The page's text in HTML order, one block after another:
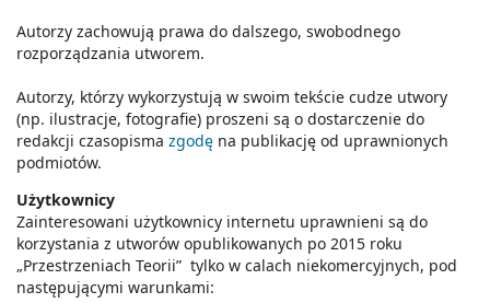
Autorzy zachowują prawa do dalszego, swobodnego
rozporządzania utworem.
Autorzy, którzy wykorzystują w swoim tekście cudze utwory
(np. ilustracje, fotografie) proszeni są o dostarczenie do
redakcji czasopisma zgodę na publikację od uprawnionych
podmiotów.
Użytkownicy
Zainteresowani użytkownicy internetu uprawnieni są do
korzystania z utworów opublikowanych po 2015 roku
„Przestrzeniach Teorii” tylko w calach niekomercyjnych, pod
następującymi warunkami: